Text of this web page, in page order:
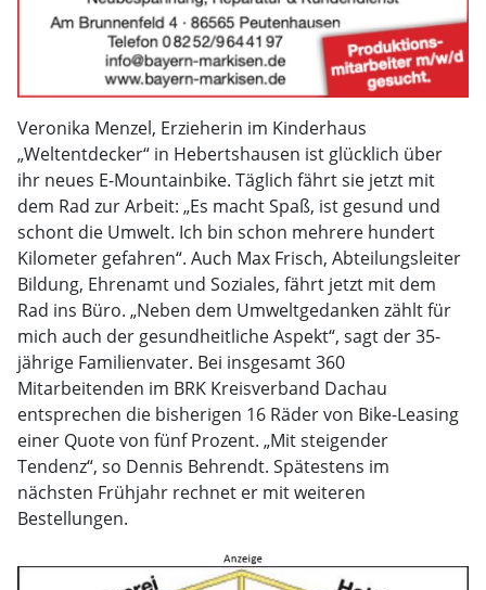
Veronika Menzel, Erzieherin im Kinderhaus
„Weltentdecker“ in Hebertshausen ist glücklich über
ihr neues E-Mountainbike. Täglich fährt sie jetzt mit
dem Rad zur Arbeit: „Es macht Spaß, ist gesund und
schont die Umwelt. Ich bin schon mehrere hundert
Kilometer gefahren“. Auch Max Frisch, Abteilungsleiter
Bildung, Ehrenamt und Soziales, fährt jetzt mit dem
Rad ins Büro. „Neben dem Umweltgedanken zählt für
mich auch der gesundheitliche Aspekt“, sagt der 35-
jährige Familienvater. Bei insgesamt 360
Mitarbeitenden im BRK Kreisverband Dachau
entsprechen die bisherigen 16 Räder von Bike-Leasing
einer Quote von fünf Prozent. „Mit steigender
Tendenz“, so Dennis Behrendt. Spätestens im
nächsten Frühjahr rechnet er mit weiteren
Bestellungen.